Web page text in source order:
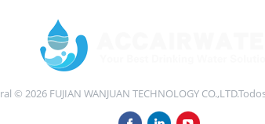
© 2026 FUJIAN WANJUAN TECHNOLOGY